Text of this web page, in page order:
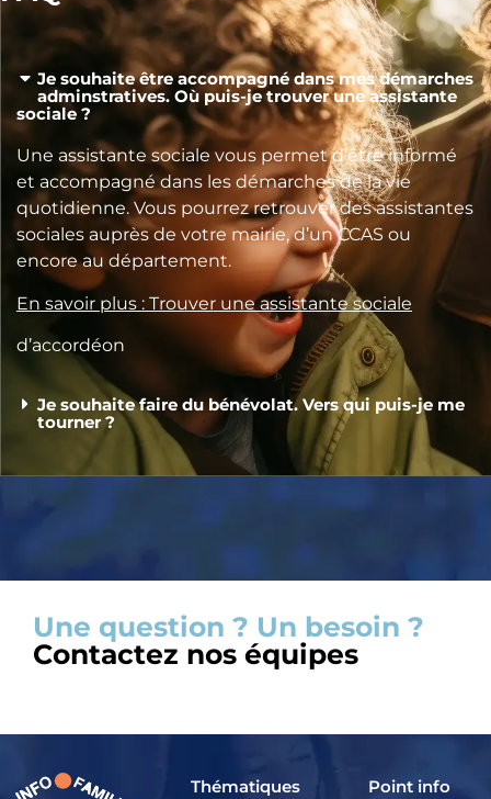
Je souhaite être accompagné dans mes démarches
adminstratives. Où puis-je trouver une assistante
sociale ?
Une assistante sociale vous permet d’être informé
et accompagné dans les démarches de la vie
quotidienne. Vous pourrez retrouver des assistantes
sociales auprès de votre mairie, d’un CCAS ou
encore au département.
En savoir plus : Trouver une assistante sociale
d’accordéon
Je souhaite faire du bénévolat. Vers qui puis-je me
tourner ?
Une question ? Un besoin ?
Contactez nos équipes
Thématiques
Point info